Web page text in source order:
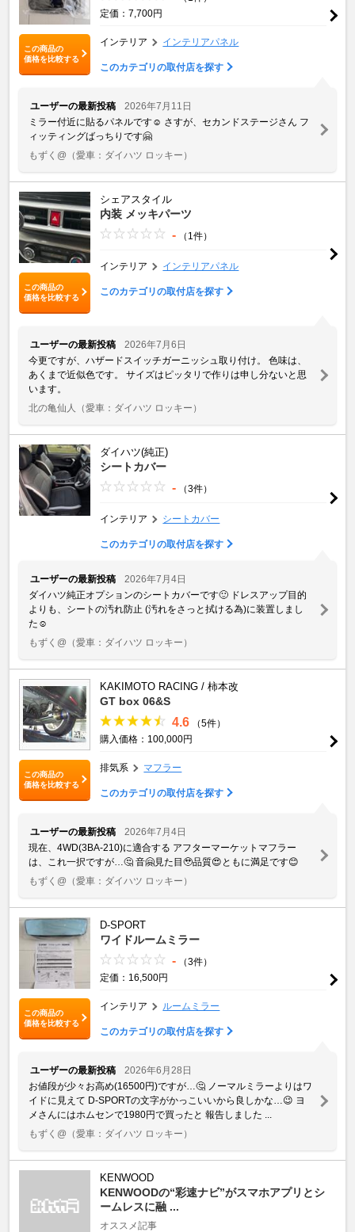
この商品の
価格を比較する
定価：7,700円
インテリア インテリアパネル
このカテゴリの取付店を探す
ユーザーの最新投稿
2026年7月11日
ミラー付近に貼るパネルです☺️ さすが、セカンドステージさん フ
ィッティングばっちりです🤗
もずく@ （愛車：ダイハツ ロッキー）
この商品の
価格を比較する
シェアスタイル
内装 メッキパーツ
- （1件）
インテリア インテリアパネル
このカテゴリの取付店を探す
ユーザーの最新投稿
2026年7月6日
今更ですが、ハザードスイッチガーニッシュ取り付け。 色味は、
あくまで近似色です。 サイズはピッタリで作りは申し分ないと思
います。
北の亀仙人
（愛車：ダイハツ ロッキー）
ダイハツ(純正)
シートカバー
- （3件）
インテリア シートカバー
このカテゴリの取付店を探す
ユーザーの最新投稿
2026年7月4日
ダイハツ純正オプションのシートカバーです🙂 ドレスアップ目的
よりも、シートの汚れ防止 (汚れをさっと拭ける為)に装置しまし
た☺️
もずく@ （愛車：ダイハツ ロッキー）
この商品の
価格を比較する
KAKIMOTO RACING / 柿本改
GT box 06&S
4.6
（5件）
購入価格：100,000円
排気系 マフラー
このカテゴリの取付店を探す
ユーザーの最新投稿
2026年7月4日
現在、4WD(3BA-210)に適合する アフターマーケットマフラー
は、これ一択ですが…🤔 音🤗見た目🥹品質😍ともに満足です😊
もずく@ （愛車：ダイハツ ロッキー）
この商品の
価格を比較する
D-SPORT
ワイドルームミラー
-
（3件）
定価：16,500円
インテリア ルームミラー
このカテゴリの取付店を探す
ユーザーの最新投稿
2026年6月28日
お値段が少々お高め(16500円)ですが…🤔 ノーマルミラーよりはワ
イドに見えて D-SPORTの文字がかっこいいから良しかな…😉 ヨ
メさんにはホムセンで1980円で買ったと 報告しました ...
もずく@ （愛車：ダイハツ ロッキー）
KENWOOD
KENWOODの“彩速ナビ”がスマホアプリとシ
ームレスに融 ...
オススメ記事